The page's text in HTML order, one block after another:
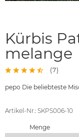
Kürbis
melange
(7)
pepo Die beliebteste
Artikel-Nr.: SKPS006-10
Menge